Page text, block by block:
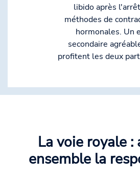
libido après
méthodes de
hormonales. Un
secondaire
profitent les deux
La voie royale :
ensemble la